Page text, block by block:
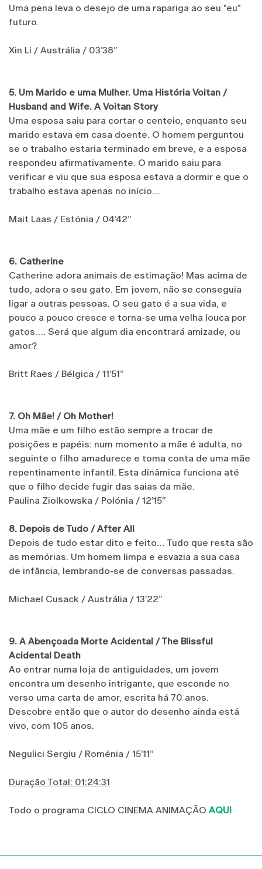
Uma pena leva o desejo de uma rapariga ao seu "eu"
futuro.
Xin Li / Austrália / 03’38’’
5. Um Marido e uma Mulher. Uma História Voitan /
Husband and Wife. A Voitan Story
Uma esposa saiu para cortar o centeio, enquanto seu
marido estava em casa doente. O homem perguntou
se o trabalho estaria terminado em breve, e a esposa
respondeu afirmativamente. O marido saiu para
verificar e viu que sua esposa estava a dormir e que o
trabalho estava apenas no início…
Mait Laas / Estónia / 04’42’’
6. Catherine
Catherine adora animais de estimação! Mas acima de
tudo, adora o seu gato. Em jovem, não se conseguia
ligar a outras pessoas. O seu gato é a sua vida, e
pouco a pouco cresce e torna-se uma velha louca por
gatos…. Será que algum dia encontrará amizade, ou
amor?
Britt Raes / Bélgica / 11’51’’
7. Oh Mãe! / Oh Mother!
Uma mãe e um filho estão sempre a trocar de
posições e papéis: num momento a mãe é adulta, no
seguinte o filho amadurece e toma conta de uma mãe
repentinamente infantil. Esta dinâmica funciona até
que o filho decide fugir das saias da mãe.
Paulina Ziolkowska / Polónia / 12’15’’
8. Depois de Tudo / After All
Depois de tudo estar dito e feito… Tudo que resta são
as memórias. Um homem limpa e esvazia a sua casa
de infância, lembrando-se de conversas passadas.
Michael Cusack / Austrália / 13’22’’
9. A Abençoada Morte Acidental / The Blissful
Acidental Death
Ao entrar numa loja de antiguidades, um jovem
encontra um desenho intrigante, que esconde no
verso uma carta de amor, escrita há 70 anos.
Descobre então que o autor do desenho ainda está
vivo, com 105 anos.
Negulici Sergiu / Roménia / 15’11’’
Duração Total: 01:24:31
Todo o programa CICLO CINEMA ANIMAÇÃO AQUI